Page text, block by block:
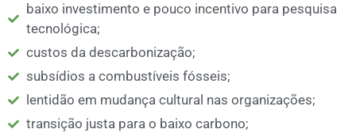
baixo investimento e pouco incentivo para pesquisa
tecnológica;
custos da descarbonização;
subsídios a combustíveis fósseis;
lentidão em mudança cultural nas organizações;
transição justa para o baixo carbono;